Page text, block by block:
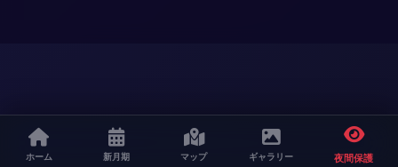
ホーム 新月期 マップ ギャラリー 夜間保護